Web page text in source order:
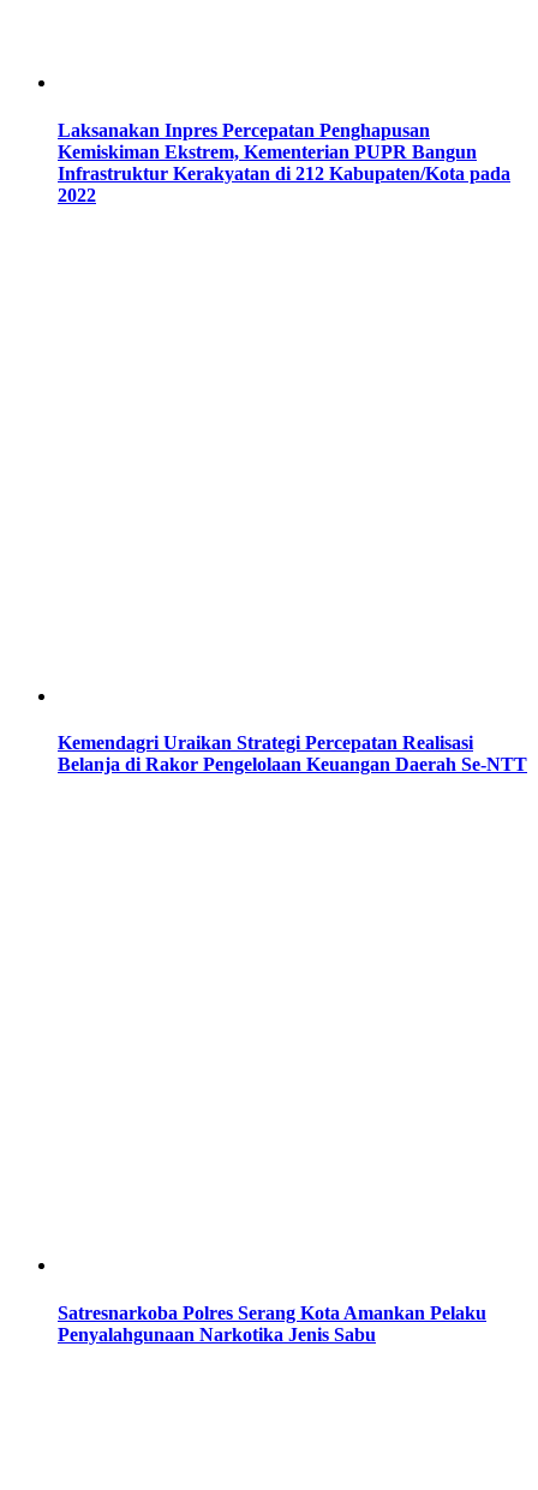
Laksanakan Inpres Percepatan Penghapusan
Kemiskiman Ekstrem, Kementerian PUPR Bangun
Infrastruktur Kerakyatan di 212 Kabupaten/Kota pada
2022
Kemendagri Uraikan Strategi Percepatan Realisasi
Belanja di Rakor Pengelolaan Keuangan Daerah Se-NTT
Satresnarkoba Polres Serang Kota Amankan Pelaku
Penyalahgunaan Narkotika Jenis Sabu